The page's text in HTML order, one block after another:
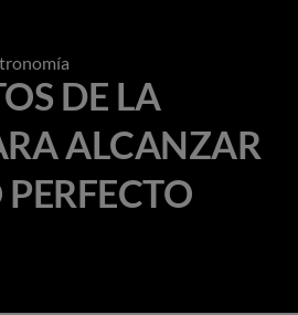
DE LA
ALCANZAR